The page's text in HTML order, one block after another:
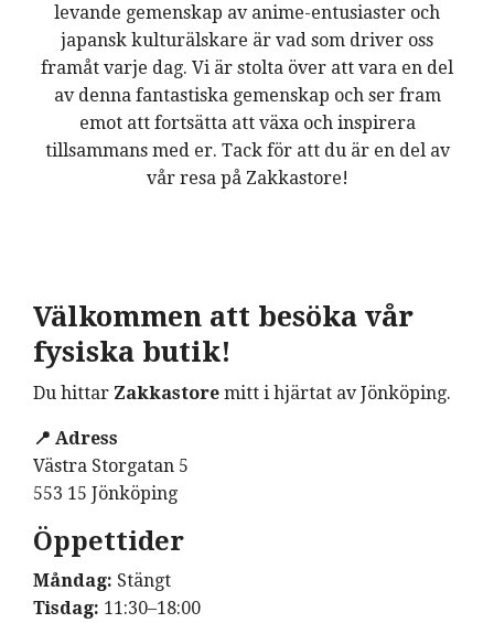
levande gemenskap av anime-entusiaster och
japansk kulturälskare är vad som driver oss
framåt varje dag. Vi är stolta över att vara en del
av denna fantastiska gemenskap och ser fram
emot att fortsätta att växa och inspirera
tillsammans med er. Tack för att du är en del av
vår resa på Zakkastore!
Välkommen att besöka vår
fysiska butik!
Du hittar Zakkastore mitt i hjärtat av Jönköping.
📍 Adress
Västra Storgatan 5
553 15 Jönköping
Öppettider
Måndag: Stängt
Tisdag: 11:30–18:00